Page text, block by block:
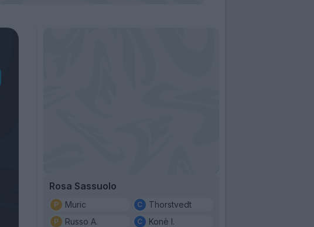
Rosa Sassuolo
Muric
Russo A.
Thorstvedt
Konè I.